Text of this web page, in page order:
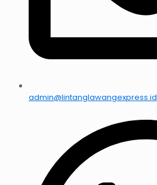
admin@lintanglawangexpress.id